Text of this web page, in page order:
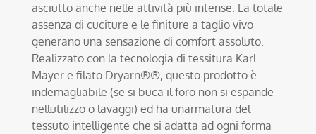
asciutto anche nelle attività più intense. La totale
assenza di cuciture e le finiture a taglio vivo
generano una sensazione di comfort assoluto.
Realizzato con la tecnologia di tessitura Karl
Mayer e filato Dryarn®®, questo prodotto è
indemagliabile (se si buca il foro non si espande
nellutilizzo o lavaggi) ed ha unarmatura del
tessuto intelligente che si adatta ad ogni forma